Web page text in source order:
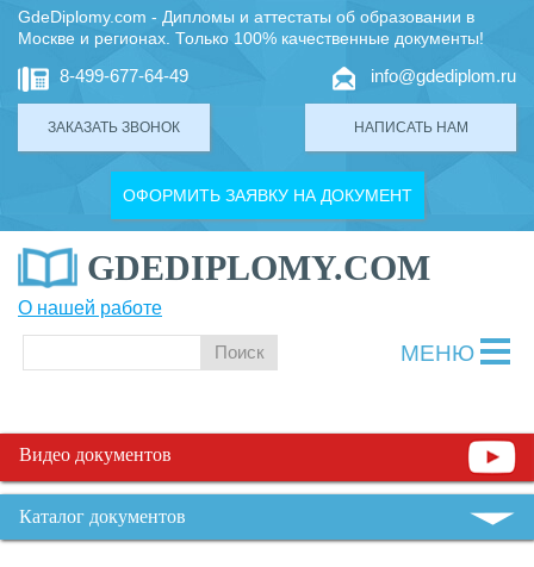
GdeDiplomy.com - Дипломы и аттестаты об образовании в
Москве и регионах. Только 100% качественные документы!
8-499-677-64-49
ЗАКАЗАТЬ ЗВОНОК
info@gdediplom.ru
НАПИСАТЬ НАМ
ОФОРМИТЬ ЗАЯВКУ НА ДОКУМЕНТ
GDEDIPLOMY.COM
О нашей работе
МЕНЮ
Видео документов
Каталог документов